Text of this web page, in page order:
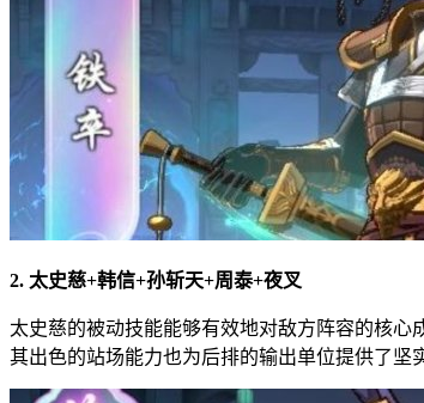
2. 太史慈+韩信+孙斩天+周泰+夜叉
太史慈的被动技能能够有效地对敌方阵容的核心
其出色的站场能力也为后排的输出单位提供了坚